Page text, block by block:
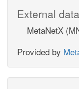
External
MetaNetX
Provided by